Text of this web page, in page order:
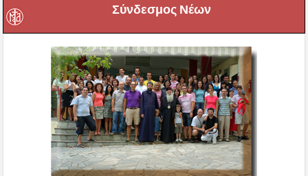
Σύνδεσμος Νέων